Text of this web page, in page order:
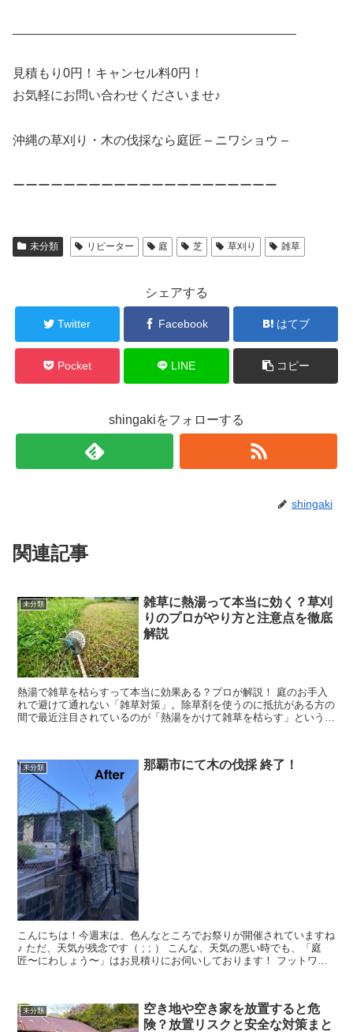
見積もり0円！キャンセル料0円！
お気軽にお問い合わせくださいませ♪
沖縄の草刈り・木の伐採なら庭匠 – ニワショウ –
ーーーーーーーーーーーーーーーーーーーーー
未分類 リピーター 庭 芝 草刈り 雑草
シェアする
Twitter Facebook はてブ
Pocket LINE コピー
shingakiをフォローする
shingaki
関連記事
未分類
雑草に熱湯って本当に効く？草刈
りのプロがやり方と注意点を徹底
解説
熱湯で雑草を枯らすって本当に効果ある？プロが解説！ 庭のお手入
れで避けて通れない「雑草対策」。除草剤を使うのに抵抗がある方の
間で最近注目されているのが「熱湯をかけて雑草を枯らす」という方
未分類 那覇市にて木の伐採 終了！
こんにちは！今週末は、色んなところでお祭りが開催されていますね
♪ ただ、天気が残念です（ ; ; ） こんな、天気の悪い時でも、「庭
匠〜にわしょう〜」はお見積りにお伺いしております！ フットワー
未分類
空き地や空き家を放置すると危
険？放置リスクと安全な対策まと